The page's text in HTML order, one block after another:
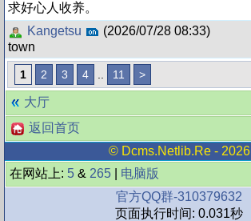
求好心人收养。
Kangetsu
(2026/07/28 08:33)
town
1 2 3 4 11 >
大厅
返回首页
© Dcms.netlib.re- 2026
在网站上: 5 & 265
电脑版
官方QQ群-310379632
页面执行时间: 0.031秒